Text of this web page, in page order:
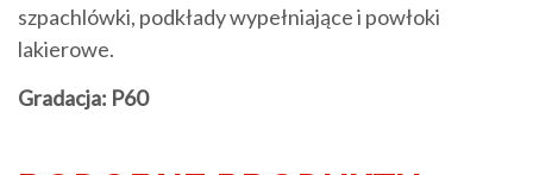
szpachlówki, podkłady wypełniające i powłoki
lakierowe.
Gradacja: P60